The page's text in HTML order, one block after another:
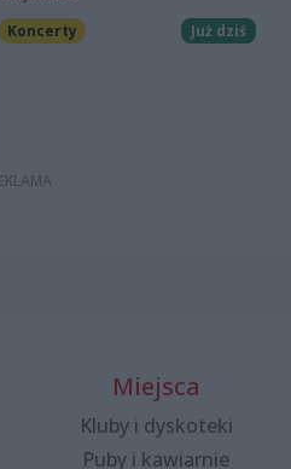
Koncerty Już dziś
Miejsca
Kluby i dyskoteki
Puby i kawiarnie